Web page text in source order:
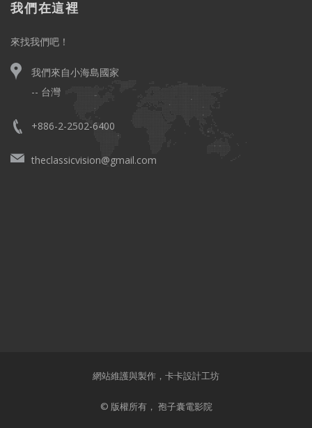
我們在這裡
來找我們吧！
我們來自小海島國家
-- 台灣
+886-2-2502-6400
theclassicvision@gmail.com
網站維護與製作， 卡卡設計工坊
© 版權所有， 孢子囊電影院